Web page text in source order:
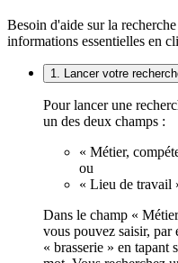
Besoin d'aide sur la
informations essentielles en
1. Lancer votre
Pour lancer une
un des deux champs :
« Métier,
ou
« Lieu de travail
Dans le champ «
vous pouvez saisir, par
« brasserie » en tapant